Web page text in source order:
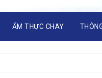
ẨM THỰC CHAY